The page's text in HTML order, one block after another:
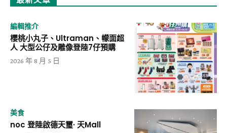
編輯推介
櫻桃小丸子、Ultraman、幪面超
人 大型公仔及雕像登陸7仔預購
2026 年 8 月 5 日
美食
noc 登陸啟德天璽· 天Mall